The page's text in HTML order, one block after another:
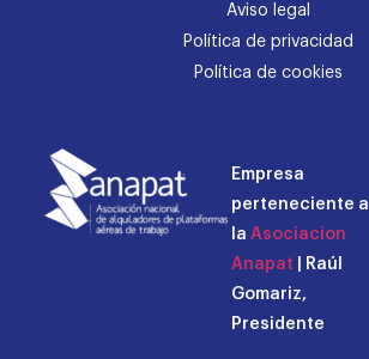
Aviso legal
Política de privacidad
Política de cookies
Empresa
perteneciente a
la Asociacion
Anapat | Raúl
Gomariz,
Presidente